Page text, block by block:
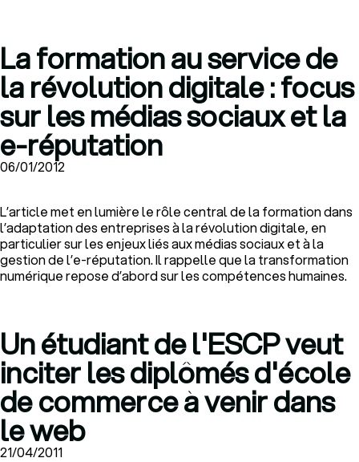
La formation au service de
la révolution digitale : focus
sur les médias sociaux et la
e-réputation
06/01/2012
L’article met en lumière le rôle central de la formation dans
l’adaptation des entreprises à la révolution digitale, en
particulier sur les enjeux liés aux médias sociaux et à la
gestion de l’e-réputation. Il rappelle que la transformation
numérique repose d’abord sur les compétences humaines.
Un étudiant de l'ESCP veut
inciter les diplômés d'école
de commerce à venir dans
le web
21/04/2011